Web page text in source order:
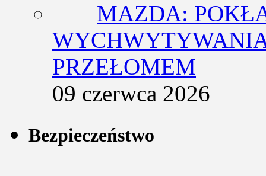
MAZDA:
PRZEŁOMEM
09 czerwca 2026
Bezpieczeństwo